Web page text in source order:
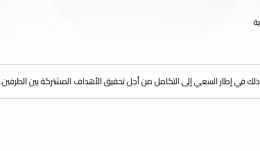
في إطار السعي إلى التكامل من أجل تحقيق الأهداف المشتركة بين الطرفين.